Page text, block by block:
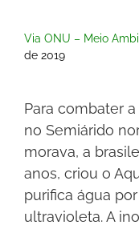
Via ONU – Meio
de 2019
Para combater
no Semiárido
morava, a
anos, criou o
purifica água
ultravioleta. A